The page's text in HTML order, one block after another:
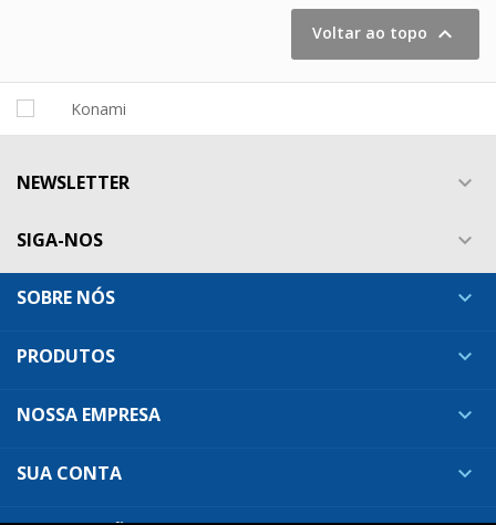
Voltar ao topo 
NEWSLETTER 
SIGA-NOS 
SOBRE NÓS 
PRODUTOS 
NOSSA EMPRESA 
SUA CONTA 